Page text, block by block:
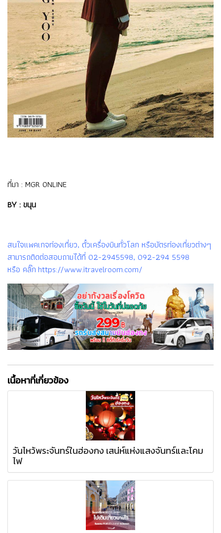
ที่มา : MGR ONLINE
BY : ขนุน
สนใจแพคเกจท่องเที่ยว, ตั๋วเครื่องบินทั่วโลก หรือบัตรท่องเที่ยวต่างๆ
สามารถติดต่อสอบถามได้ที่ 02-2945598, 092-294 5598
หรือ คลิ๊ก https://www.itravelroom.com/
เนื้อหาที่เกี่ยวข้อง
วันไหว้พระจันทร์ในฮ่องกง เสน่ห์แห่งแสงจันทร์และโคม
ไฟ